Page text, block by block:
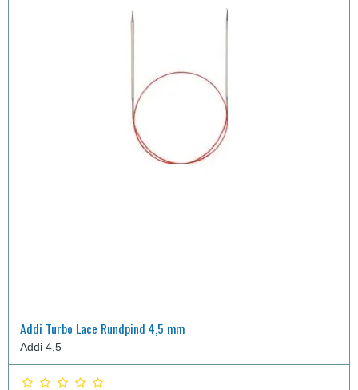
Addi Turbo Lace Rundpind 4,5 mm
Addi 4,5